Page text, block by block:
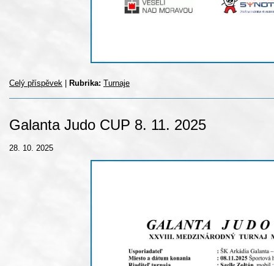
Celý příspěvek Rubrika: Turnaje
Galanta Judo CUP 8. 11. 2025
28. 10. 2025